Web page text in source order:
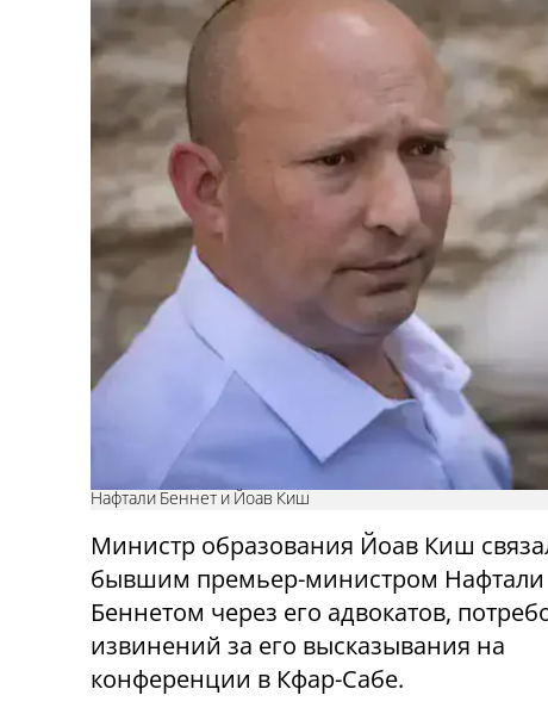
Нафтали Беннет и Йоав Киш
Министр образования Йоав Киш
бывшим премьер-министром Нафтали
Беннетом через его адвокатов,
извинений за его высказывания на
конференции в Кфар-Сабе.